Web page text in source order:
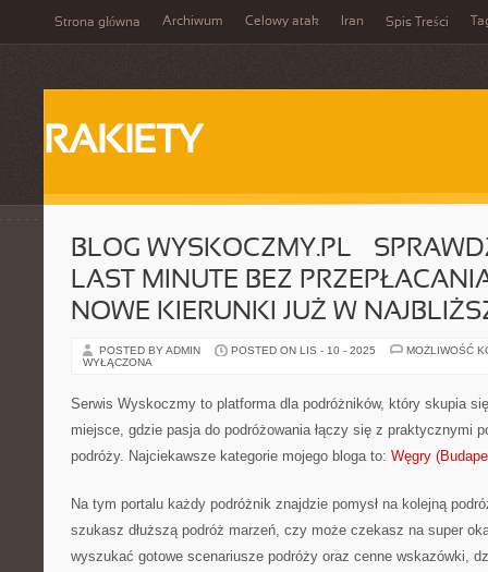
Strona główna Archiwum Celowy atak Iran Spis Treści
RAKIETY
BLOG WYSKOCZMY.PL –
LAST MINUTE BEZ
NOWE KIERUNKI JUŻ W
POSTED BY ADMIN POSTED ON LIS - 10 - 2025
MOŻLIWOŚĆ
WYŁĄCZONA
Serwis Wyskoczmy to platforma dla podróżników, który skupia
miejsce, gdzie pasja do podróżowania łączy się z praktycznymi
podróży. Najciekawsze kategorie mojego bloga to: Węgry
Na tym portalu każdy podróżnik znajdzie pomysł na kolejną
szukasz dłuższą podróż marzeń, czy może czekasz na super
wyszukać gotowe scenariusze podróży oraz cenne wskazówki,